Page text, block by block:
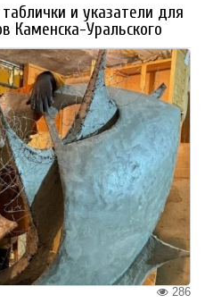
и указатели для
Каменска-Уральского
286